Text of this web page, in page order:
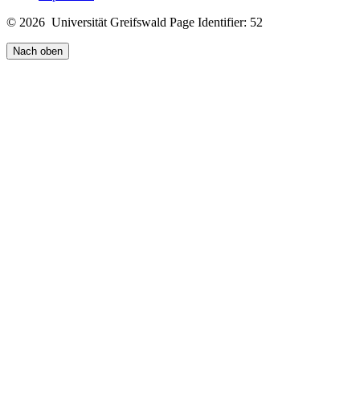
© 2026 Universität Greifswald Page Identifier: 52
Nach oben